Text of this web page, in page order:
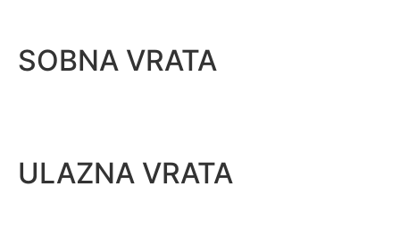
SOBNA VRATA
ULAZNA VRATA